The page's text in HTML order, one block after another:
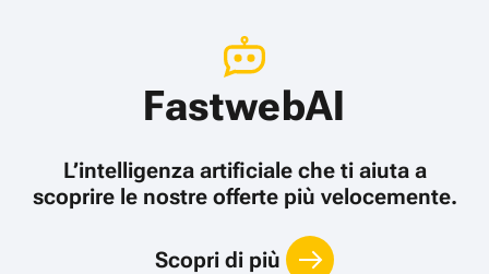
FastwebAI
L’intelligenza artificiale che ti aiuta a
scoprire le nostre offerte più velocemente.
Scopri di più